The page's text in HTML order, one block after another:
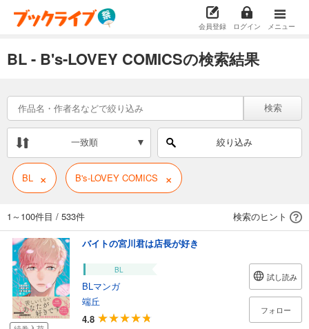
会員登録 ログイン メニュー
BL - B's-LOVEY COMICSの検索結果
検索
一致順 絞り込み
BL × B's-LOVEY COMICS ×
1～100件目 / 533件 検索のヒント
バイトの宮川君は店長が好き
BL
BLマンガ
端丘
4.8
試し読み
フォロー